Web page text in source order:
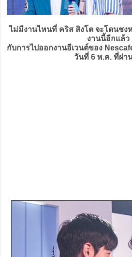
ไม่มีงานไหนที่ คริส สิงโต จะโดนชง
งานนี้อีกแล้ว
กับการไปออกงานอีเวนต์ของ
วันที่ 6 พ.ค. ที่ผ่า